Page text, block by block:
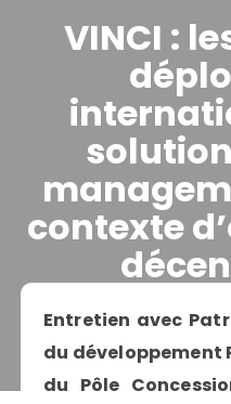
VINCI :
contexte
IL Y A 14 ANS
Entretien avec
du développement
du Pôle